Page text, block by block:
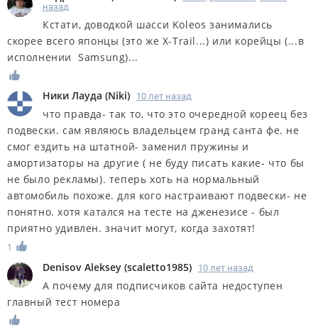
назад
Кстати, доводкой шасси Koleos занимались
скорее всего японцы (это же X-Trail...) или корейцы (...в
исполнении Samsung)...
Ники Лауда (Niki) 10 лет назад
что правда- так то, что это очередной кореец без
подвески. сам являюсь владельцем гранд санта фе. не
смог ездить на штатной- заменил пружины и
амортизаторы на другие ( не буду писать какие- что бы
не было рекламы). теперь хоть на нормальный
автомобиль похоже. для кого настраивают подвески- не
понятно. хотя катался на тесте на дженезисе - был
приятно удивлен. значит могут, когда захотят!
1
Denisov Aleksey (scaletto1985) 10 лет назад
А почему для подписчиков сайта недоступен
главный тест номера